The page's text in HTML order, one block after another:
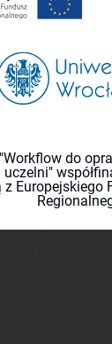
do
z Europejskiego